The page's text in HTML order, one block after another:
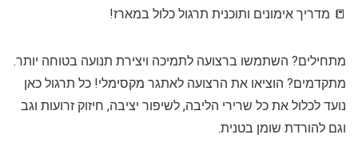
📒 מדריך אימונים ותוכנית תרגול כלול במארז!
מתחילים? השתמשו ברצועה לתמיכה ויצירת תנועה בטוחה יותר.
מתקדמים? הוציאו את הרצועה לאתגר מקסימלי! כל תרגול כאן
נועד לכלול את כל שרירי הליבה, לשיפור יציבה, חיזוק זרועות וגב
וגם להורדת שומן בטנית.